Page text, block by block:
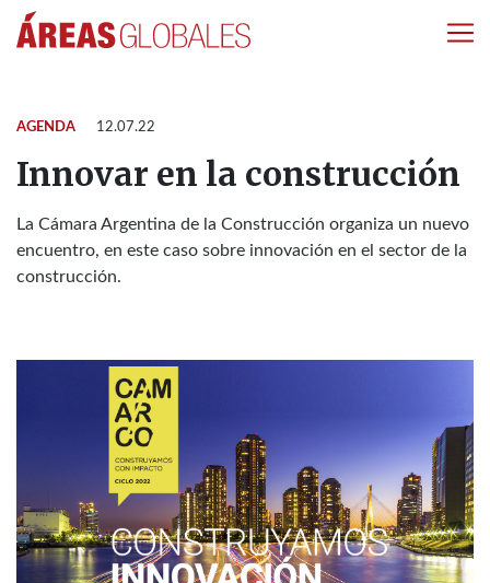
AGENDA 12.07.22
Innovar en la construcción
La Cámara Argentina de la Construcción organiza un nuevo
encuentro, en este caso sobre innovación en el sector de la
construcción.